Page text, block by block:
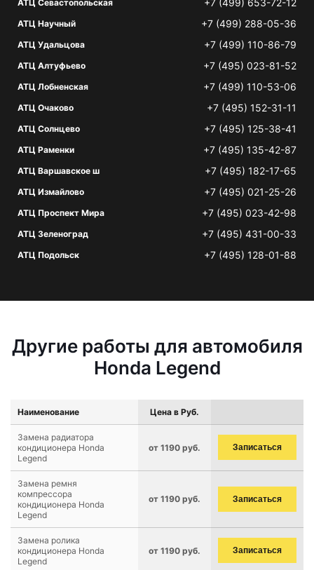
АТЦ Севастопольская +7 (499) 653-72-12
АТЦ Научный +7 (499) 288-05-36
АТЦ Удальцова +7 (499) 110-86-79
АТЦ Алтуфьево +7 (495) 023-81-52
АТЦ Лобненская +7 (499) 110-53-06
АТЦ Очаково +7 (495) 152-31-11
АТЦ Солнцево +7 (495) 125-38-41
АТЦ Раменки +7 (495) 135-42-87
АТЦ Варшавское ш +7 (495) 182-17-65
АТЦ Измайлово +7 (495) 021-25-26
АТЦ Проспект Мира +7 (495) 023-42-98
АТЦ Зеленоград +7 (495) 431-00-33
АТЦ Подольск +7 (495) 128-01-88
Другие работы для автомобиля
Honda Legend
Наименование Цена в Руб.
Замена радиатора
кондиционера Honda
Legend
от 1190 руб. Записаться
Замена ремня
компрессора
кондиционера Honda
Legend
от 1190 руб. Записаться
Замена ролика
кондиционера Honda
Legend
от 1190 руб. Записаться